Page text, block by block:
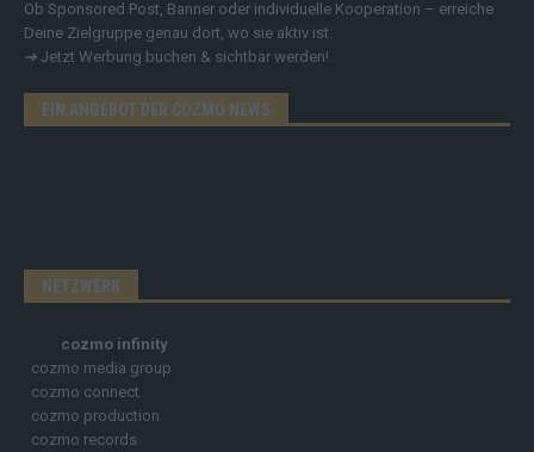
Ob Sponsored Post, Banner oder individuelle Kooperation – erreiche
Deine Zielgruppe genau dort, wo sie aktiv ist.
➔ Jetzt Werbung buchen & sichtbar werden!
EIN ANGEBOT DER COZMO NEWS
NETZWERK
cozmo infinity
cozmo media group
cozmo connect
cozmo production
cozmo records